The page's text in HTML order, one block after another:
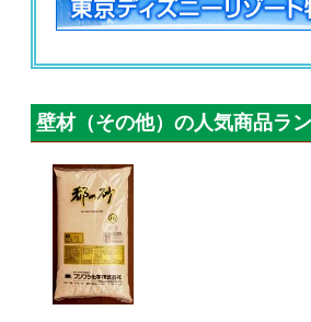
壁材（その他）の人気商品ラ